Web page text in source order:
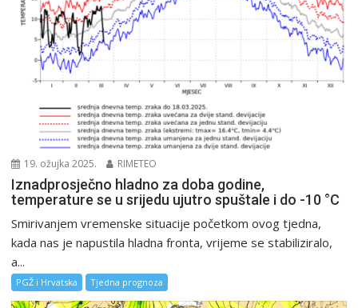
19. ožujka 2025. RIMETEO
Iznadprosječno hladno za doba godine,
temperature se u srijedu ujutro spuštale i do -10 °C
Smirivanjem vremenske situacije početkom ovog tjedna,
kada nas je napustila hladna fronta, vrijeme se stabiliziralo,
a...
PGŽ i Hrvatska Tjedna prognoza